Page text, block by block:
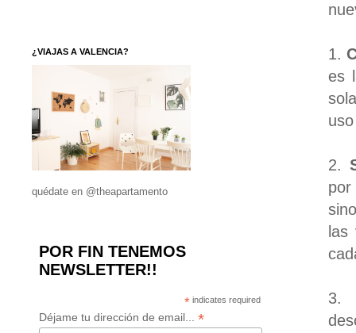
1.
es
2.
¿VIAJAS A VALENCIA?
quédate en @theapartamento
POR FIN TENEMOS
NEWSLETTER!!
* indicates required
Déjame tu dirección de email... *